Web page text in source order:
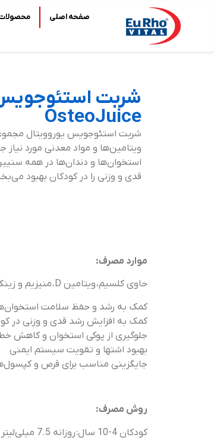
صفحه اصلی
شربت
OsteoJuice
شربت استئوجویس یوروویتال
ویتامین‌ها و مواد معدنی مورد
استخوان‌ها و دندان‌ها در همه
قدی و وزنی را در کودکان بهبود
موارد مصرف:
حاوی کلسیم، ویتامین D، منیزیم و زینک
کمک به رشد و حفظ سلامت
کمک به افزایش رشد قدی و وزنی در
جلوگیری از پوکی استخوان و کاهش
بهبود اشتها و تقویت سیستم ایمنی
جایگزینی مناسب برای قرص و
روش مصرف:
کودکان 4-10 سال: روزانه 7.5 میلی‌لیتر